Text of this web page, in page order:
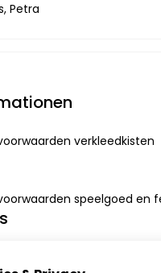
Petra
verkleedkisten
speelgoed en